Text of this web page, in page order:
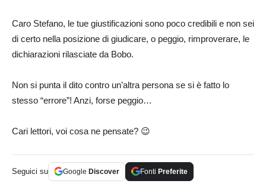
Caro Stefano, le tue giustificazioni sono poco credibili e non sei
di certo nella posizione di giudicare, o peggio, rimproverare, le
dichiarazioni rilasciate da Bobo.
Non si punta il dito contro un’altra persona se si è fatto lo
stesso “errore”! Anzi, forse peggio…
Cari lettori, voi cosa ne pensate? 😉
Seguici su Google Discover Fonti Preferite